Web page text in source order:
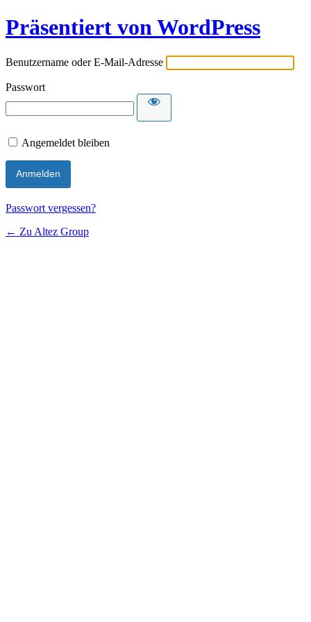
Präsentiert von WordPress
Benutzername oder E-Mail-Adresse
Passwort
Angemeldet bleiben
Passwort vergessen?
← Zu Altez Group